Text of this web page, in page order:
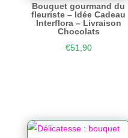
Bouquet gourmand du
fleuriste – Idée Cadeau
Interflora – Livraison
Chocolats
€51,90